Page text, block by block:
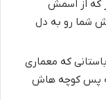
که از اسمش
شما رو به دل
که معماری
پس کوچه هاش